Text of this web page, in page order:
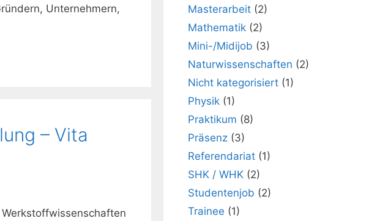
Unternehmern,
– Vita
Masterarbeit (2)
Mathematik (2)
Mini-/Midijob (3)
Naturwissenschaften (2)
Nicht kategorisiert (1)
Physik (1)
Praktikum (8)
Präsenz (3)
Referendariat (1)
SHK / WHK (2)
Studentenjob (2)
Trainee (1)